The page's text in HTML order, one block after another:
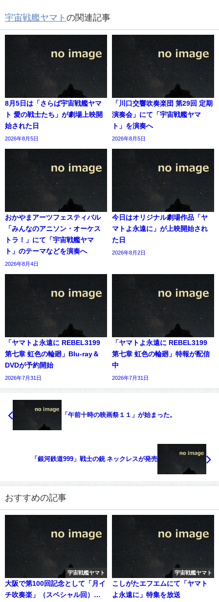
宇宙戦艦ヤマト の関連記事
8月5日は「さらば宇宙戦艦ヤマ
ト 愛の戦士たち」が劇場上映開
始された日
2026年8月5日
「川口交響吹奏楽団 第29回 定期
演奏会」にて「宇宙戦艦ヤマ
ト」を演奏へ
2026年8月5日
おかやまアーツフェスティバル
「みんなのアニソン・オーケス
トラ！」にて「宇宙戦艦ヤマ
ト」のテーマなどを演奏へ
2026年8月4日
今日はオリジナル劇場作品「ヤ
マトよ永遠に」が上映開始され
た日
2026年8月2日
「ヤマトよ永遠に REBEL3199
第七章 虹色の輪廻」Blu-ray＆
DVDが予約開始
2026年7月31日
「ヤマトよ永遠に REBEL3199
第七章 虹色の輪廻」特報が配信
中
2026年7月31日
「午前十時の映画祭１１」が始まった。
「銀河鉄道999」戦士の銃 ネックレスが発売
おすすめの記事
宇宙戦艦ヤマト
大阪で第100回記念として「月イ
チ吹奏楽」（スペシャル回）に
宇宙戦艦ヤマト
こしがたエフエムにて「ヤマト
よ永遠に」特集を放送